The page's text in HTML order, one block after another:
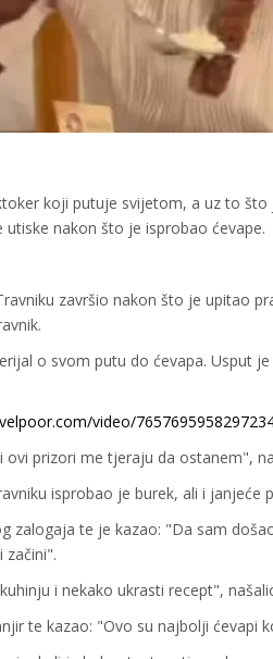
koji putuje svijetom, a uz to
nakon što je isprobao ćevape.
završio nakon što je upitao
o svom putu do ćevapa. Usput
video/
ovi prizori me tjeraju da ostanem",
isprobao je burek, ali i janjeće
zalogaja te je kazao: "Da sam
začini".
i nekako ukrasti recept",
te kazao: "Ovo su najbolji ćevapi